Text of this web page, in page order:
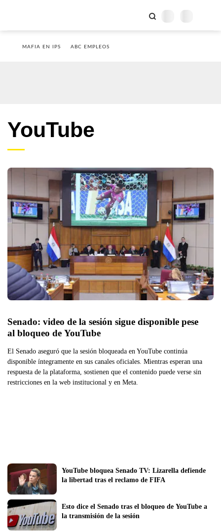
MAFIA EN IPS ABC EMPLEOS
YouTube
Senado: video de la sesión sigue disponible pese
al bloqueo de YouTube
El Senado aseguró que la sesión bloqueada en YouTube continúa
disponible íntegramente en sus canales oficiales. Mientras esperan una
respuesta de la plataforma, sostienen que el contenido puede verse sin
restricciones en la web institucional y en Meta.
YouTube bloquea Senado TV: Lizarella defiende
la libertad tras el reclamo de FIFA
Esto dice el Senado tras el bloqueo de YouTube a
la transmisión de la sesión